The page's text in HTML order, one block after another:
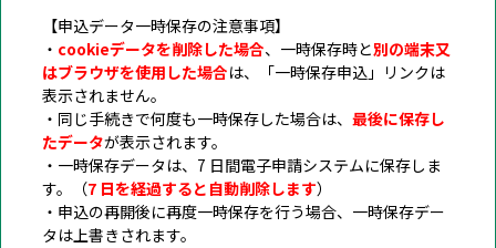
【申込データ一時保存の注意事項】
・ cookieデータを削除した場合、一時保存時と別の端末又
はブラウザを使用した場合は、「一時保存申込」リンクは
表示されません。
・同じ手続きで何度も一時保存した場合は、 最後に保存し
たデータが表示されます。
・一時保存データは、7 日間電子申請システムに保存しま
す。（7 日を経過すると自動削除します）
・申込の再開後に再度一時保存を行う場合、一時保存デー
タは上書きされます。